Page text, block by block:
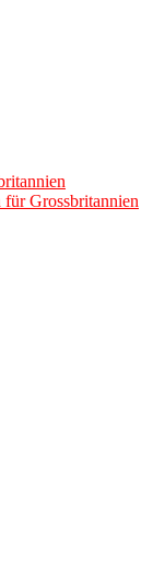
für Grossbritannien